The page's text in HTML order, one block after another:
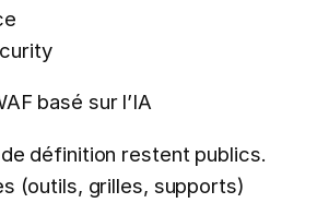
basé sur l’IA
définition restent publics.
(outils, grilles, supports)